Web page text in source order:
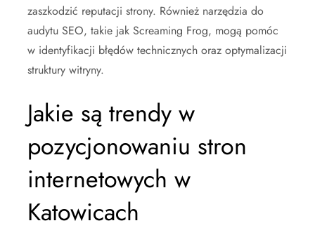
zaszkodzić reputacji strony. Również narzędzia do
audytu SEO, takie jak Screaming Frog, mogą pomóc
w identyfikacji błędów technicznych oraz optymalizacji
struktury witryny.
Jakie są trendy w
pozycjonowaniu stron
internetowych w
Katowicach